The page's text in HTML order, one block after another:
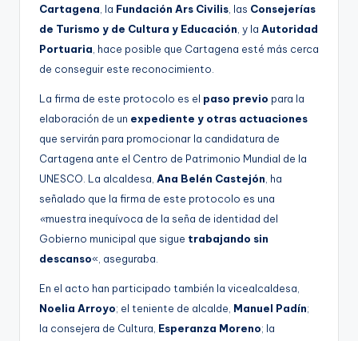
Cartagena, la Fundación Ars Civilis, las Consejerías
de Turismo y de Cultura y Educación, y la Autoridad
Portuaria, hace posible que Cartagena esté más cerca
de conseguir este reconocimiento.
La firma de este protocolo es el paso previo para la
elaboración de un expediente y otras actuaciones
que servirán para promocionar la candidatura de
Cartagena ante el Centro de Patrimonio Mundial de la
UNESCO. La alcaldesa, Ana Belén Castejón, ha
señalado que la firma de este protocolo es una
«muestra inequívoca de la seña de identidad del
Gobierno municipal que sigue trabajando sin
descanso«, aseguraba.
En el acto han participado también la vicealcaldesa,
Noelia Arroyo; el teniente de alcalde, Manuel Padín;
la consejera de Cultura, Esperanza Moreno; la